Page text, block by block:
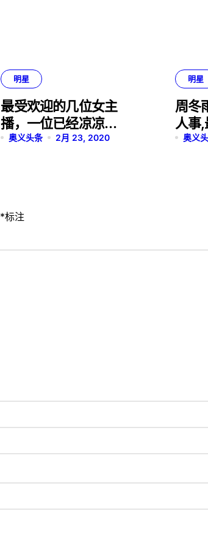
明星
最受欢迎的几位女主
播，一位已经凉凉，
一位是个学霸！
奥义头条 2月 23, 2020
明星
周冬
人事
看完
奥义
*标注